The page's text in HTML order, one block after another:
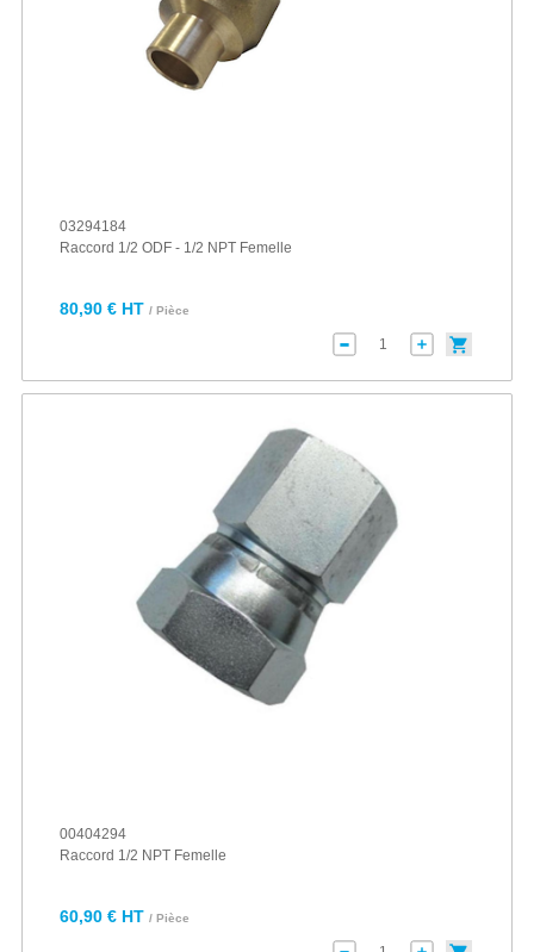
03294184
Raccord 1/2 ODF - 1/2 NPT Femelle
80,90 € HT / Pièce
00404294
Raccord 1/2 NPT Femelle
60,90 € HT / Pièce